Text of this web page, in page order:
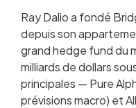
Ray Dalio a fondé
depuis son
grand hedge fund du
milliards de dollars
principales — Pure
prévisions macro) et